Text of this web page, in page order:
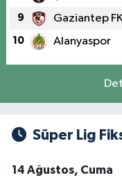
9 Gaziantep
10 Alanyaspor
Süper Lig
14 Ağustos, Cuma